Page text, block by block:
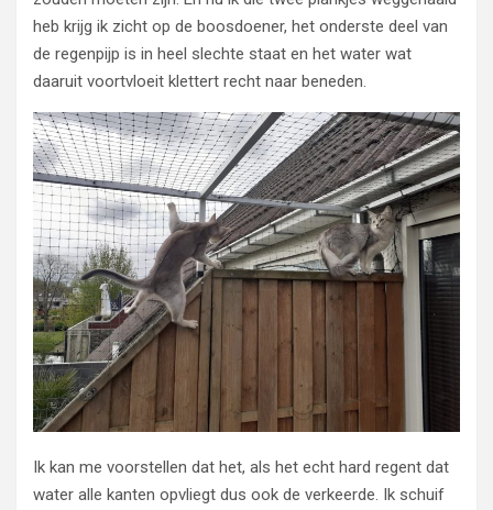
heb krijg ik zicht op de boosdoener, het onderste deel van
de regenpijp is in heel slechte staat en het water wat
daaruit voortvloeit klettert recht naar beneden.
Ik kan me voorstellen dat het, als het echt hard regent dat
water alle kanten opvliegt dus ook de verkeerde. Ik schuif